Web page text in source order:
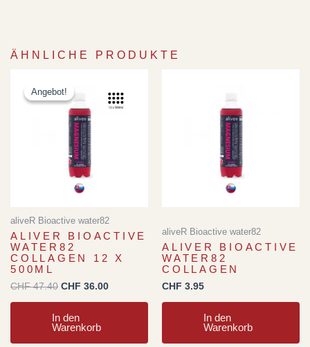
ÄHNLICHE PRODUKTE
Angebot!
Angebot!
aliveR Bioactive water82
ALIVER BIOACTIVE
WATER82
COLLAGEN 12 X
500ML
CHF47.40
Preis
war:
CHF 47.40
CHF 36.00
ist:
CHF 36.00.
In den
Warenkorb
aliveR Bioactive water82
ALIVER BIOACTIVE
WATER82
COLLAGEN
CHF 3.95
In den
Warenkorb